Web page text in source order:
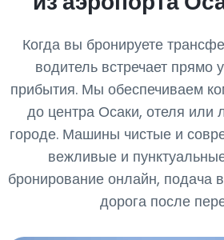
Когда вы бронируете
водитель встречает прямо
прибытия. Мы обеспечиваем
до центра Осаки, отеля или
городе. Машины чистые и
вежливые и
бронирование онлайн, подача
дорога после